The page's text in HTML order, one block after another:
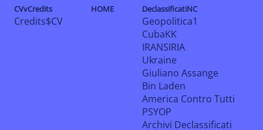
CVvCredits
Credits$CV
HOME DeclassificatiNC
Geopolitica1
CubaKK
IRANSIRIA
Ukraine
Giuliano Assange
Bin Laden
America Contro Tutti
PSYOP
Archivi Declassificati